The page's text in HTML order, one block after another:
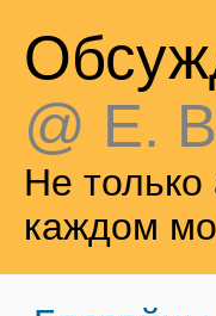
@ Е.
Не
каждом